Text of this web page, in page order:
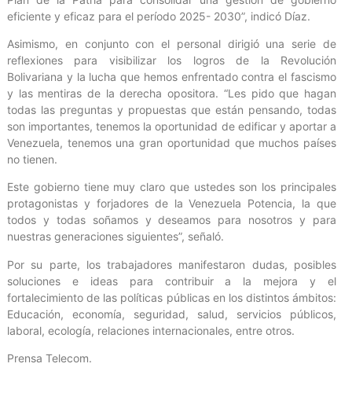
eficiente y eficaz para el período 2025- 2030”, indicó Díaz.
Asimismo, en conjunto con el personal dirigió una serie de
reflexiones para visibilizar los logros de la Revolución
Bolivariana y la lucha que hemos enfrentado contra el fascismo
y las mentiras de la derecha opositora. “Les pido que hagan
todas las preguntas y propuestas que están pensando, todas
son importantes, tenemos la oportunidad de edificar y aportar a
Venezuela, tenemos una gran oportunidad que muchos países
no tienen.
Este gobierno tiene muy claro que ustedes son los principales
protagonistas y forjadores de la Venezuela Potencia, la que
todos y todas soñamos y deseamos para nosotros y para
nuestras generaciones siguientes”, señaló.
Por su parte, los trabajadores manifestaron dudas, posibles
soluciones e ideas para contribuir a la mejora y el
fortalecimiento de las políticas públicas en los distintos ámbitos:
Educación, economía, seguridad, salud, servicios públicos,
laboral, ecología, relaciones internacionales, entre otros.
Prensa Telecom.